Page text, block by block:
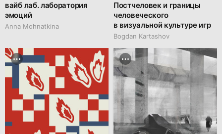
вайб лаб. лаборатория
эмоций
Anna Mohnatkina
Постчеловек и границы
человеческого
в визуальной культуре игр
Bogdan Kartashov